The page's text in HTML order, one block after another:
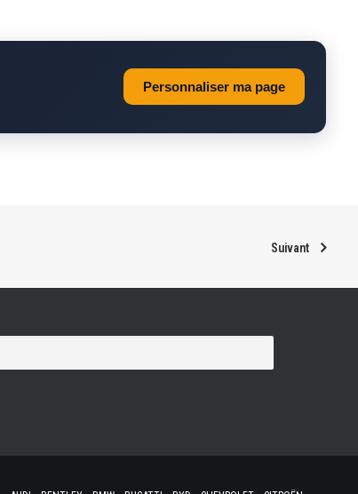
Personnaliser ma page
Suivant